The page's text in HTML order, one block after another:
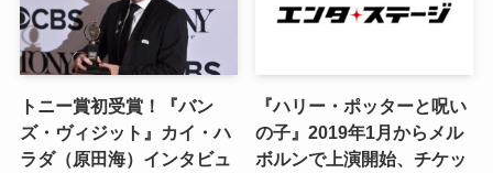
トニー賞初受賞！『バン
ズ・ヴィジット』カイ・ハ
ラダ（原田海）インタビュ
『ハリー・ポッターと呪い
の子』2019年1月からメル
ボルンで上演開始、チケッ